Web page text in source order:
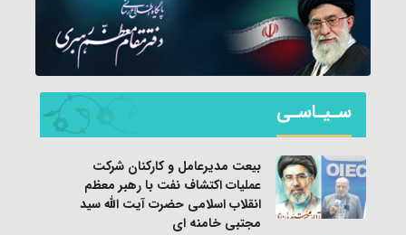
سـیـاسـی
بیعت مدیرعامل و کارکنان شرکت
عملیات اکتشاف نفت با رهبر معظم
انقلاب اسلامی حضرت آیت الله سید
مجتبی خامنه ای